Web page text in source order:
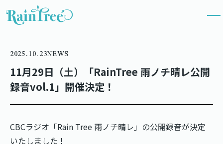
2025.10.23NEWS
11月29日（土）「RainTree 雨ノチ晴レ公開
録音vol.1」開催決定！
CBCラジオ「Rain Tree 雨ノチ晴レ」の公開録音が決定
いたしました！